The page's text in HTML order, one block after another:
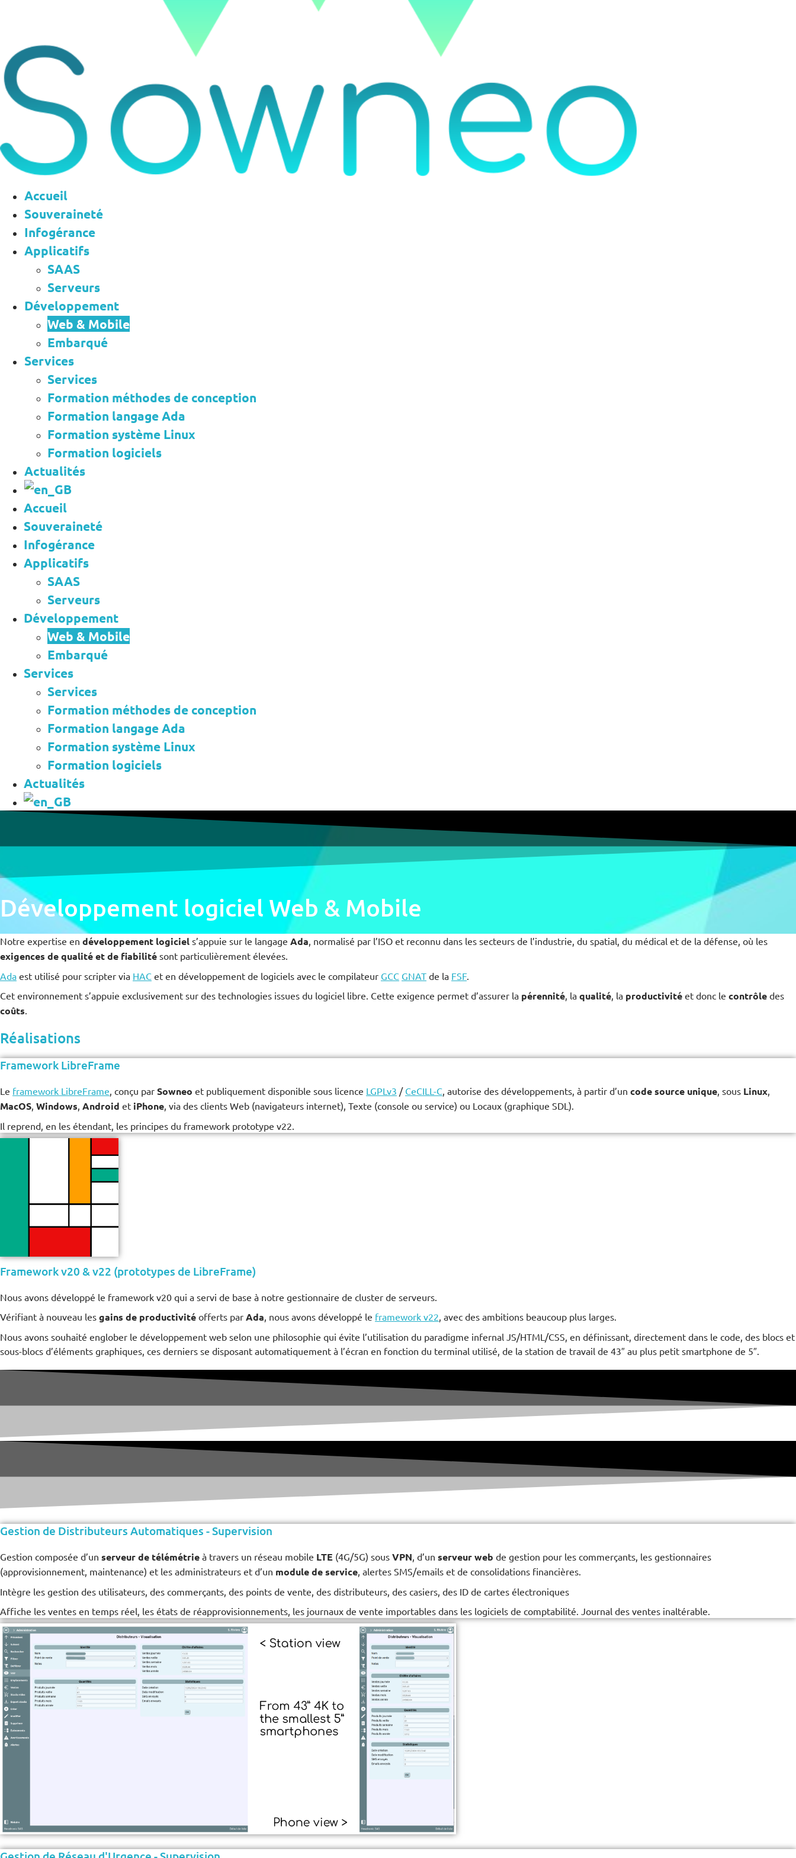
Accueil
Souveraineté
Infogérance
Applicatifs
SAAS
Serveurs
Développement
Web & Mobile
Embarqué
Services
Services
Formation méthodes de conception
Formation langage Ada
Formation système Linux
Formation logiciels
Actualités
Accueil
Souveraineté
Infogérance
Applicatifs
SAAS
Serveurs
Développement
Web & Mobile
Embarqué
Services
Services
Formation méthodes de conception
Formation langage Ada
Formation système Linux
Formation logiciels
Actualités
Développement logiciel Web & Mobile
Notre expertise en développement logiciel s’appuie sur le langage Ada , normalisé par l’ISO et reconnu dans les secteurs de l’industrie, du spatial, du médical et de la défense, où les
exigences de qualité et de fiabilité sont particulièrement élevées.
Ada est utilisé pour scripter via HAC et en développement de logiciels avec le compilateur GCC GNAT de la FSF
Cet environnement s’appuie exclusivement sur des technologies issues du logiciel libre. Cette exigence permet d’assurer la pérennité , la qualité , la productivité et donc le contrôle des
coûts
Réalisations
Framework LibreFrame
Le framework LibreFrame , conçu par Sowneo et publiquement disponible sous licence LGPLv3 / CeCILL-C , autorise des développements, à partir d’un code source unique , sous Linux
MacOS Windows Android et iPhone , via des clients Web (navigateurs internet), Texte (console ou service) ou Locaux (graphique SDL).
Il reprend, en les étendant, les principes du framework prototype v22.
Framework v20 & v22 (prototypes de LibreFrame)
Nous avons développé le framework v20 qui a servi de base à notre gestionnaire de cluster de serveurs.
Vérifiant à nouveau les gains de productivité offerts par Ada , nous avons développé le framework v22 , avec des ambitions beaucoup plus larges.
Nous avons souhaité englober le développement web selon une philosophie qui évite l’utilisation du paradigme infernal JS/HTML/CSS, en définissant, directement dans le code, des blocs et
sous-blocs d’éléments graphiques, ces derniers se disposant automatiquement à l’écran en fonction du terminal utilisé, de la station de travail de 43″ au plus petit smartphone de 5″.
Gestion de Distributeurs Automatiques - Supervision
Gestion composée d’un serveur de télémétrie à travers un réseau mobile LTE (4G/5G) sous VPN , d’un serveur web de gestion pour les commerçants, les gestionnaires
(approvisionnement, maintenance) et les administrateurs et d’un module de service , alertes SMS/emails et de consolidations financières.
Intègre les gestion des utilisateurs, des commerçants, des points de vente, des distributeurs, des casiers, des ID de cartes électroniques
Affiche les ventes en temps réel, les états de réapprovisionnements, les journaux de vente importables dans les logiciels de comptabilité. Journal des ventes inaltérable.